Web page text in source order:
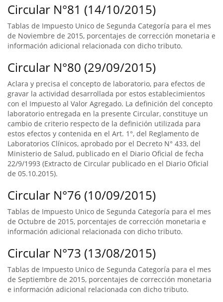
Circular N°81 (14/10/2015)
Tablas de Impuesto Unico de Segunda Categoría para el mes
de Noviembre de 2015, porcentajes de corrección monetaria e
información adicional relacionada con dicho tributo.
Circular N°80 (29/09/2015)
Aclara y precisa el concepto de laboratorio, para efectos de
gravar la actividad desarrollada por estos establecimientos
con el Impuesto al Valor Agregado. La definición del concepto
laboratorio entregada en la presente Circular, constituye un
cambio de criterio respecto de la definición utilizada para
estos efectos y contenida en el Art. 1°, del Reglamento de
Laboratorios Clínicos, aprobado por el Decreto N° 433, del
Ministerio de Salud, publicado en el Diario Oficial de fecha
22/9/1993 (Extracto de Circular publicado en el Diario Oficial
de 05.10.2015).
Circular N°76 (10/09/2015)
Tablas de Impuesto Unico de Segunda Categoría para el mes
de Octubre de 2015, porcentajes de corrección monetaria e
información adicional relacionada con dicho tributo.
Circular N°73 (13/08/2015)
Tablas de Impuesto Unico de Segunda Categoría para el mes
de Septiembre de 2015, porcentajes de corrección monetaria
e información adicional relacionada con dicho tributo.